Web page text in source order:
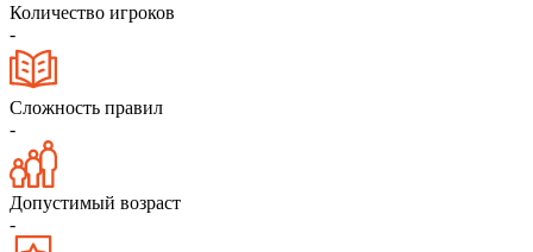
Количество игроков
-
Сложность правил
-
Допустимый возраст
-